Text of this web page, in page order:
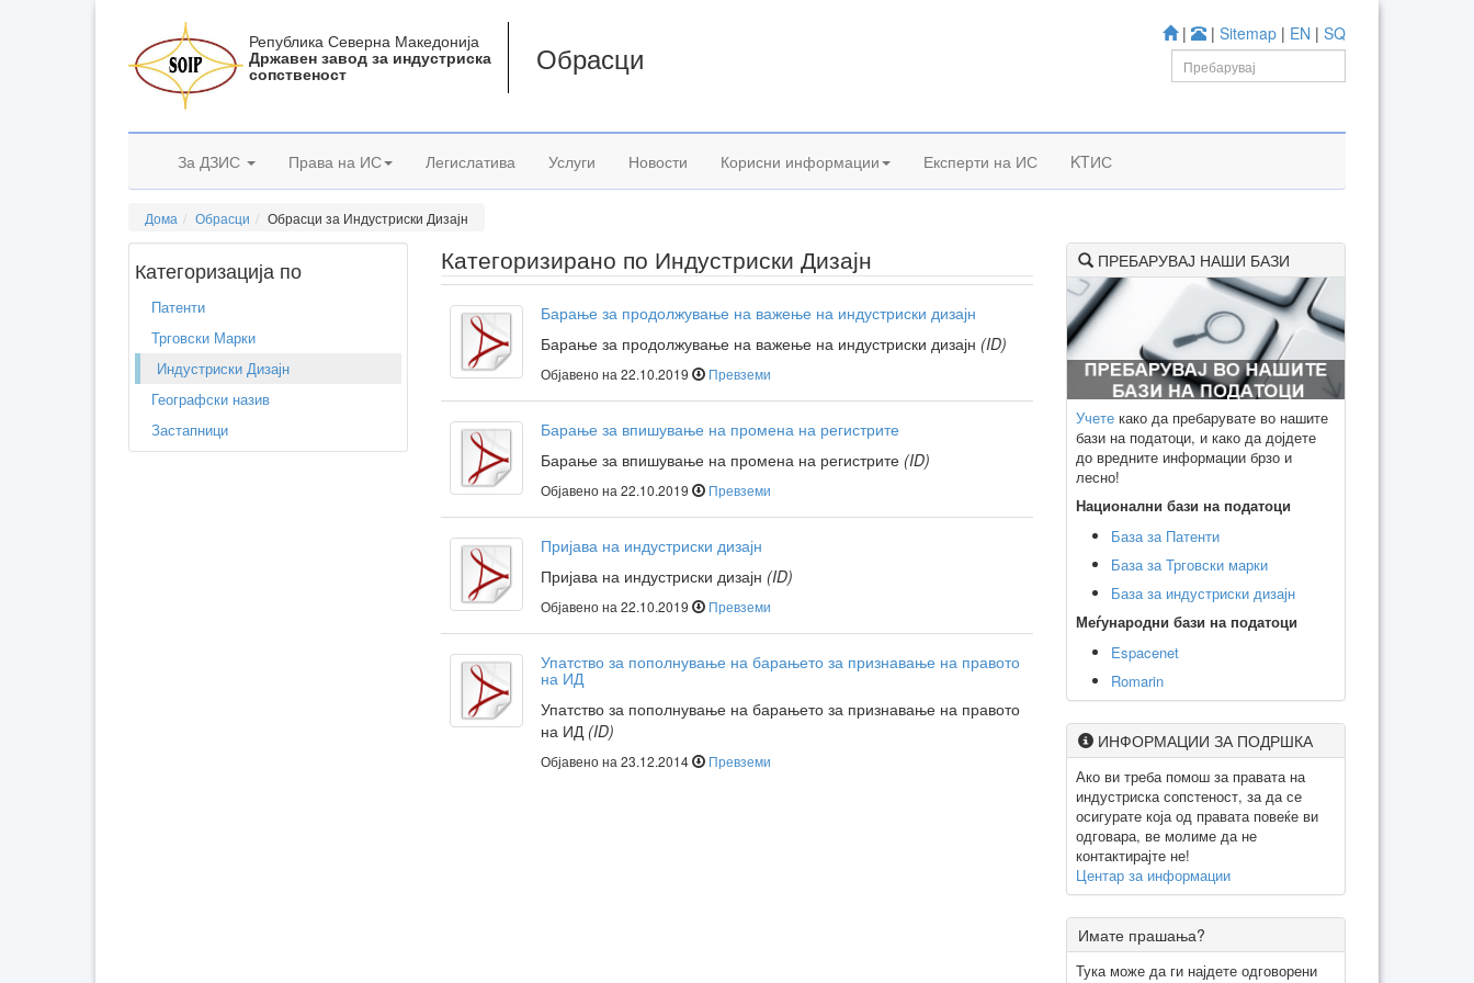
| | Sitemap | EN | SQ
Република Северна Македонија
Државен завод за индустриска
сопственост Обрасци
За ДЗИС Права на ИС Легислатива Услуги Новости Корисни информации Експерти на ИС KTИС
Дома Обрасци Обрасци за Индустриски Дизајн
Категоризација по
Патенти
Трговски Марки
Индустриски Дизајн
Географски назив
Застапници
Категоризирано по Индустриски Дизајн
Барање за продолжување на важење на индустриски дизајн
Барање за продолжување на важење на индустриски дизајн (ID)
Објавено на 22.10.2019 Превземи
Барање за впишување на промена на регистрите
Барање за впишување на промена на регистрите (ID)
Објавено на 22.10.2019 Превземи
Пријава на индустриски дизајн
Пријава на индустриски дизајн (ID)
Објавено на 22.10.2019 Превземи
Упатство за пополнување на барањето за признавање на правото
на ИД
Упатство за пополнување на барањето за признавање на правото
на ИД (ID)
Објавено на 23.12.2014 Превземи
ПРЕБАРУВАЈ НАШИ БАЗИ
Учете како да пребарувате во нашите
бази на податоци, и како да дојдете
до вредните информации брзо и
лесно!
Национални бази на податоци
База за Патенти
База за Трговски марки
База за индустриски дизајн
Меѓународни бази на податоци
Espacenet
Romarin
ИНФОРМАЦИИ ЗА ПОДРШКА
Ако ви треба помош за правата на
индустриска сопстеност, за да се
осигурате која од правата повеќе ви
одговара, ве молиме да не
контактирајте не!
Центар за информации
Имате прашања?
Тука може да ги најдете одговорени